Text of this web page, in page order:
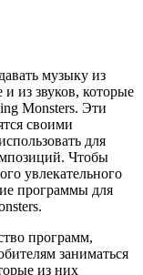
музыку из
из звуков, которые
Monsters. Эти
своими
для
Чтобы
увлекательного
программы для
программ,
заниматься
из них